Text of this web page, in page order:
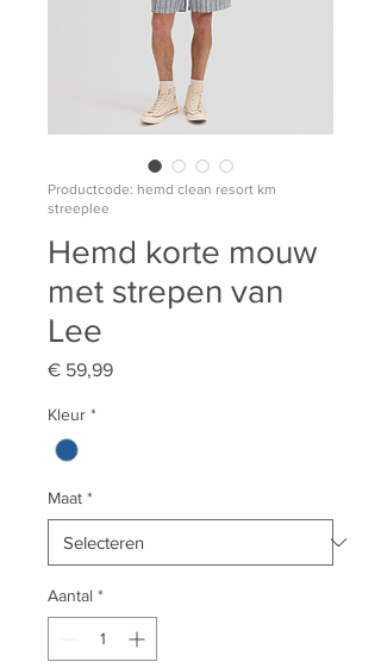
Productcode: hemd clean resort km
streeplee
Hemd korte mouw
met strepen van
Lee
€ 59,99Prijs
Kleur *
Maat *
Aantal *